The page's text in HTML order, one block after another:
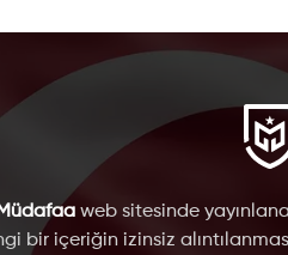
web sitesinde
bir içeriğin izinsiz